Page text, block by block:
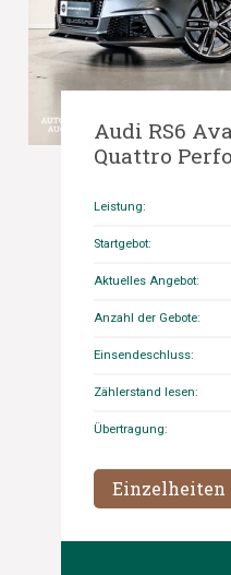
Audi RS6
Quattro
JD.
Leistung:
Startgebot:
Aktuelles Angebot:
Anzahl der Gebote:
Einsendeschluss:
Zählerstand lesen:
Übertragung:
Einzelheiten